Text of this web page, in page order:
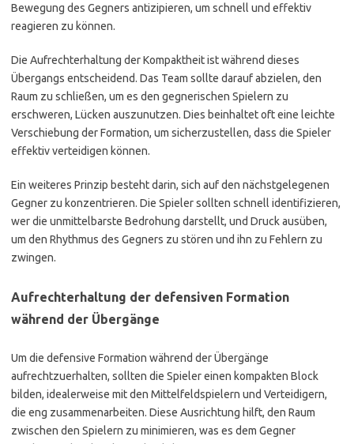
Bewegung des Gegners antizipieren, um schnell und effektiv
reagieren zu können.
Die Aufrechterhaltung der Kompaktheit ist während dieses
Übergangs entscheidend. Das Team sollte darauf abzielen, den
Raum zu schließen, um es den gegnerischen Spielern zu
erschweren, Lücken auszunutzen. Dies beinhaltet oft eine leichte
Verschiebung der Formation, um sicherzustellen, dass die Spieler
effektiv verteidigen können.
Ein weiteres Prinzip besteht darin, sich auf den nächstgelegenen
Gegner zu konzentrieren. Die Spieler sollten schnell identifizieren,
wer die unmittelbarste Bedrohung darstellt, und Druck ausüben,
um den Rhythmus des Gegners zu stören und ihn zu Fehlern zu
zwingen.
Aufrechterhaltung der defensiven Formation
während der Übergänge
Um die defensive Formation während der Übergänge
aufrechtzuerhalten, sollten die Spieler einen kompakten Block
bilden, idealerweise mit den Mittelfeldspielern und Verteidigern,
die eng zusammenarbeiten. Diese Ausrichtung hilft, den Raum
zwischen den Spielern zu minimieren, was es dem Gegner